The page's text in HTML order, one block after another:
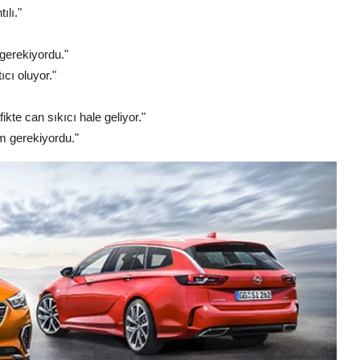
oluyor."
can sıkıcı hale geliyor."
gerekiyordu."